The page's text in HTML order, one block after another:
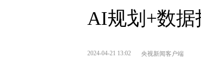
AI规划+数据
2024-04-21 13:02 央视新闻客户端